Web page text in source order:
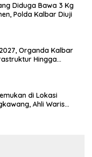
Diduga Bawa 3 Kg
Polda Kalbar Diuji
Organda Kalbar
Hingga
di Lokasi
Ahli Waris